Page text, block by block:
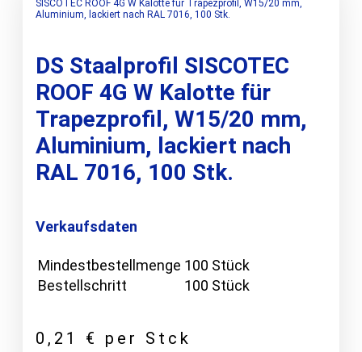
SISCOTEC ROOF 4G W Kalotte für Trapezprofil, W15/20 mm,
Aluminium, lackiert nach RAL 7016, 100 Stk.
DS Staalprofil SISCOTEC
ROOF 4G W Kalotte für
Trapezprofil, W15/20 mm,
Aluminium, lackiert nach
RAL 7016, 100 Stk.
Verkaufsdaten
Mindestbestellmenge 100 Stück
Bestellschritt
100 Stück
0,21 € per Stck